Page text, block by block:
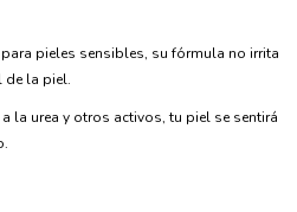
pieles sensibles, su fórmula no irrita
de la piel.
a la urea y otros activos, tu piel se sentirá